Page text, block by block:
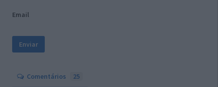
Email
Comentários 25